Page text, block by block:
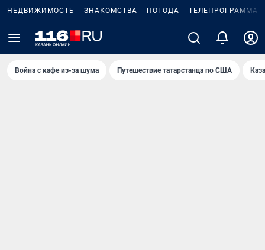
НЕДВИЖИМОСТЬ ЗНАКОМСТВА ПОГОДА ТЕЛЕПРОГРАММА
Война с кафе из-за шума Путешествие татарстанца по США